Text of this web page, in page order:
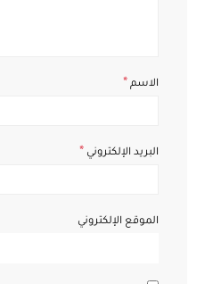
الاسم *
البريد الإلكتروني *
الموقع الإلكتروني